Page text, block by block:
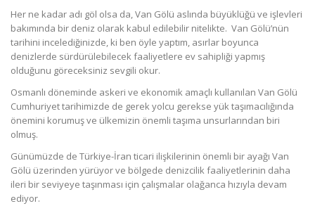
Her ne kadar adı göl olsa da, Van Gölü aslında büyüklüğü ve işlevleri
bakımında bir deniz olarak kabul edilebilir nitelikte. Van Gölü’nün
tarihini incelediğinizde, ki ben öyle yaptım, asırlar boyunca
denizlerde sürdürülebilecek faaliyetlere ev sahipliği yapmış
olduğunu göreceksiniz sevgili okur.
Osmanlı döneminde askeri ve ekonomik amaçlı kullanılan Van Gölü
Cumhuriyet tarihimizde de gerek yolcu gerekse yük taşımacılığında
önemini korumuş ve ülkemizin önemli taşıma unsurlarından biri
olmuş.
Günümüzde de Türkiye-İran ticari ilişkilerinin önemli bir ayağı Van
Gölü üzerinden yürüyor ve bölgede denizcilik faaliyetlerinin daha
ileri bir seviyeye taşınması için çalışmalar olağanca hızıyla devam
ediyor.